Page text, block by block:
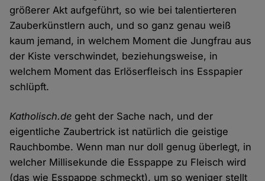
größerer Akt aufgeführt, so wie bei talentierteren
Zauberkünstlern auch, und so ganz genau weiß
kaum jemand, in welchem Moment die Jungfrau aus
der Kiste verschwindet, beziehungsweise, in
welchem Moment das Erlöserfleisch ins Esspapier
schlüpft.
Katholisch.de geht der Sache nach, und der
eigentliche Zaubertrick ist natürlich die geistige
Rauchbombe. Wenn man nur doll genug überlegt, in
welcher Millisekunde die Esspappe zu Fleisch wird
(das wie Esspappe schmeckt), um so weniger stellt